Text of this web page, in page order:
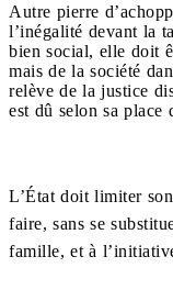
Autre pierre
l’inégalité devant la
bien social, elle doit
mais de la société
relève de la justice
est dû selon sa place
L’État doit limiter
faire, sans se
famille, et à